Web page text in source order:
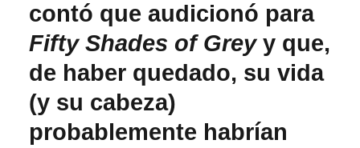
contó que audicionó para
Fifty Shades of Greyy que,
de haber quedado, su vida
(y su cabeza)
probablemente habrían